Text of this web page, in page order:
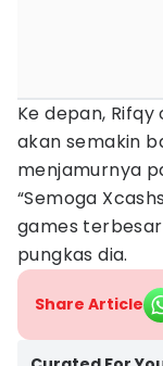
Ke depan,
akan semakin
menjamurnya
“Semoga
games
pungkas dia.
Share Article